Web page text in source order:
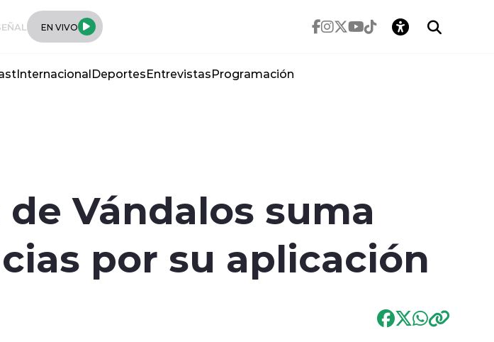
EN VIVO
InternacionalDeportesEntrevistasProgramación
Vándalos suma
por su aplicación